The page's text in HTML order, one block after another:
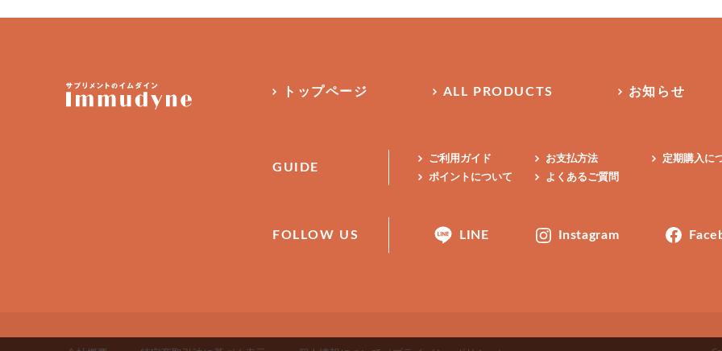
トップページ ALL PRODUCTS お知らせ
GUIDE
ご利用ガイド お支払方法
定期購入に
ポイントについて
よくあるご質問
FOLLOW US LINE Instagram